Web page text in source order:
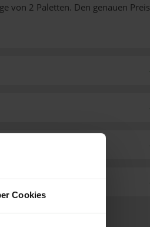
Cookies
von 2 Paletten. Den genauen Preis